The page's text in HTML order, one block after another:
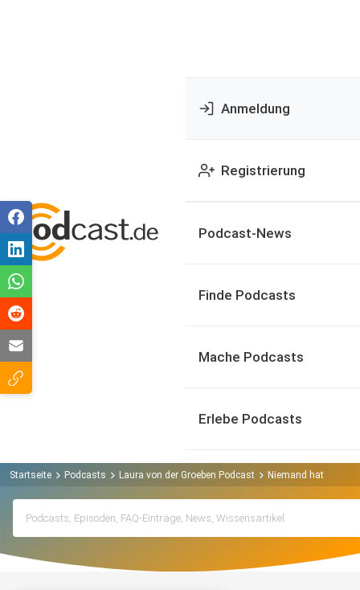
Anmeldung
Registrierung
Podcast-News
Finde Podcasts
Mache Podcasts
Erlebe Podcasts
Startseite Podcasts Laura von der Groeben Podcast Niemand hat dir das